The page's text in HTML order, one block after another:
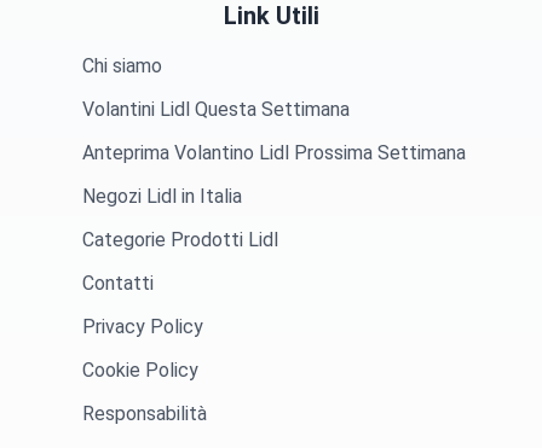
Link Utili
Chi siamo
Volantini Lidl Questa Settimana
Anteprima Volantino Lidl Prossima Settimana
Negozi Lidl in Italia
Categorie Prodotti Lidl
Contatti
Privacy Policy
Cookie Policy
Responsabilità